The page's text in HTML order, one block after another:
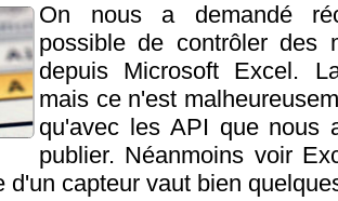
On nous a demandé
possible de contrôler des
depuis Microsoft Excel.
mais ce n'est
qu'avec les API que nous
publier. Néanmoins voir
d'un capteur vaut bien